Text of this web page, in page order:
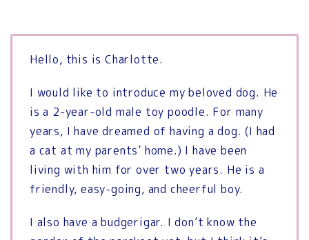
Hello, this is Charlotte.
I would like to introduce my beloved dog. He
is a 2-year-old male toy poodle. For many
years, I have dreamed of having a dog. (I had
a cat at my parents’ home.) I have been
living with him for over two years. He is a
friendly, easy-going, and cheerful boy.
I also have a budgerigar. I don’t know the